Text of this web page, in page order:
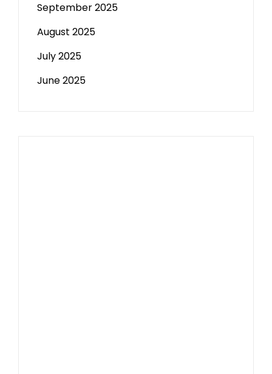
September 2025
August 2025
July 2025
June 2025